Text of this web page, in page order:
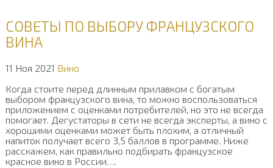
СОВЕТЫ ПО ВЫБОРУ ФРАНЦУЗСКОГО
ВИНА
11 Ноя 2021 Вино
Когда стоите перед длинным прилавком с богатым
выбором французского вина, то можно воспользоваться
приложением с оценками потребителей, но это не всегда
помогает. Дегустаторы в сети не всегда эксперты, а вино с
хорошими оценками может быть плохим, а отличный
напиток получает всего 3,5 баллов в программе. Ниже
расскажем, как правильно подбирать французское
красное вино в России….